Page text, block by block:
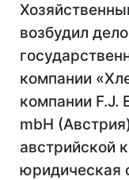
возбудил
компании
компании F.J.
mbH
австрийской
юридическая